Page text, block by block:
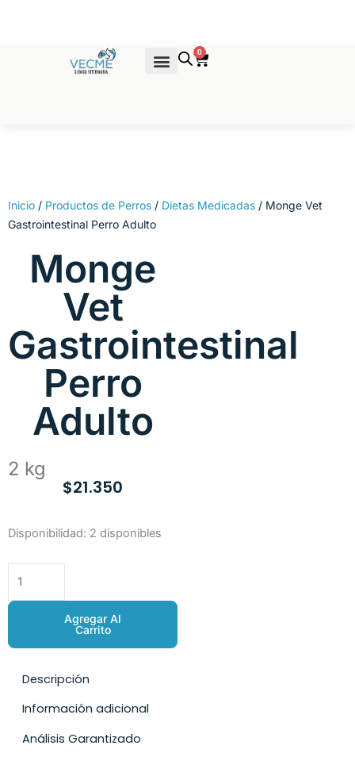
0
Cart
Inicio / Productos de Perros / Dietas Medicadas / Monge Vet
Gastrointestinal Perro Adulto
Monge
Vet
Gastrointestinal
Perro
Adulto
2 kg
$21.350
Disponibilidad: 2 disponibles
Monge
Perro
Adulto
Agregar Al
Carrito
Descripción
Información adicional
Análisis Garantizado